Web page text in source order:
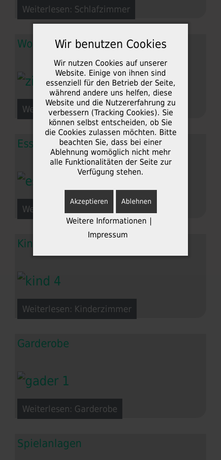
Weiterlesen: Schlafzimmer
Wohnzimmer
Weiterlesen: Wohnzimmer
Esszimmer
Weiterlesen: Esszimmer
Kinderzimmer
Weiterlesen: Kinderzimmer
Garderobe
Weiterlesen: Garderobe
Spielanlagen
Wir benutzen Cookies
Wir nutzen Cookies auf unserer
Website. Einige von ihnen sind
essenziell für den Betrieb der Seite,
während andere uns helfen, diese
Website und die Nutzererfahrung zu
verbessern (Tracking Cookies). Sie
können selbst entscheiden, ob Sie
die Cookies zulassen möchten. Bitte
beachten Sie, dass bei einer
Ablehnung womöglich nicht mehr
alle Funktionalitäten der Seite zur
Verfügung stehen.
Akzeptieren Ablehnen
Weitere Informationen |
Impressum